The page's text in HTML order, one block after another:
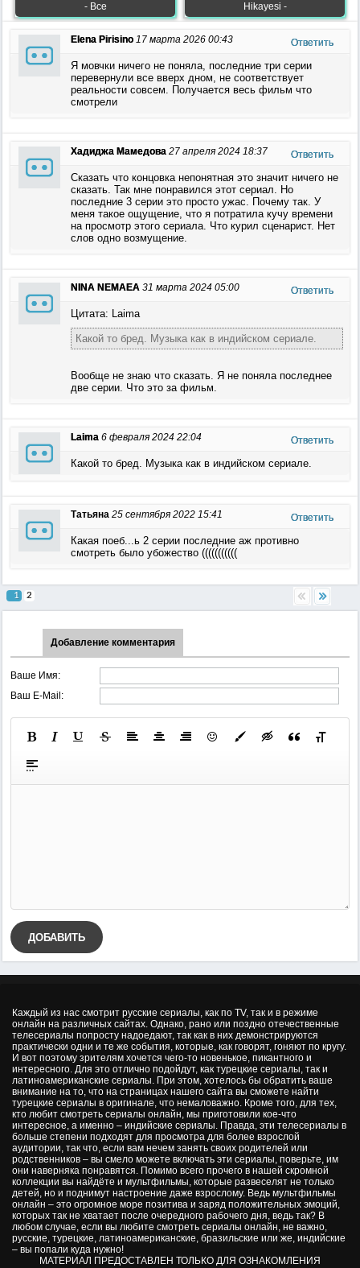
- Все
Hikayesi -
Elena Pirisino 17 марта 2026 00:43 Ответить
Я мовчки ничего не поняла, последние три серии
перевернули все вверх дном, не соответствует
реальности совсем. Получается весь фильм что
смотрели
Хадиджа Мамедова 27 апреля 2024 18:37 Ответить
Сказать что концовка непонятная это значит ничего не
сказать. Так мне понравился этот сериал. Но
последние 3 серии это просто ужас. Почему так. У
меня такое ощущение, что я потратила кучу времени
на просмотр этого сериала. Что курил сценарист. Нет
слов одно возмущение.
NINA NEMAEA 31 марта 2024 05:00 Ответить
Цитата: Laima
Какой то бред. Музыка как в индийском сериале.
Вообще не знаю что сказать. Я не поняла последнее
две серии. Что это за фильм.
Laima 6 февраля 2024 22:04 Ответить
Какой то бред. Музыка как в индийском сериале.
Татьяна 25 сентября 2022 15:41 Ответить
Какая поеб...ь 2 серии последние аж противно
смотреть было убожество (((((((((((
1 2
Добавление комментария
Ваше Имя:
Ваш E-Mail:
ДОБАВИТЬ
Каждый из нас смотрит русские сериалы, как по TV, так и в режиме
онлайн на различных сайтах. Однако, рано или поздно отечественные
телесериалы попросту надоедают, так как в них демонстрируются
практически одни и те же события, которые, как говорят, гоняют по кругу.
И вот поэтому зрителям хочется чего-то новенькое, пикантного и
интересного. Для это отлично подойдут, как турецкие сериалы, так и
латиноамериканские сериалы. При этом, хотелось бы обратить ваше
внимание на то, что на страницах нашего сайта вы сможете найти
турецкие сериалы в оригинале, что немаловажно. Кроме того, для тех,
кто любит смотреть сериалы онлайн, мы приготовили кое-что
интересное, а именно – индийские сериалы. Правда, эти телесериалы в
больше степени подходят для просмотра для более взрослой
аудитории, так что, если вам нечем занять своих родителей или
родственников – вы смело можете включать эти сериалы, поверьте, им
они наверняка понравятся. Помимо всего прочего в нашей скромной
коллекции вы найдёте и мультфильмы, которые развеселят не только
детей, но и поднимут настроение даже взрослому. Ведь мультфильмы
онлайн – это огромное море позитива и заряд положительных эмоций,
которых так не хватает после очередного рабочего дня, ведь так? В
любом случае, если вы любите смотреть сериалы онлайн, не важно,
русские, турецкие, латиноамериканские, бразильские или же, индийские
– вы попали куда нужно!
МАТЕРИАЛ ПРЕДОСТАВЛЕН ТОЛЬКО ДЛЯ ОЗНАКОМЛЕНИЯ